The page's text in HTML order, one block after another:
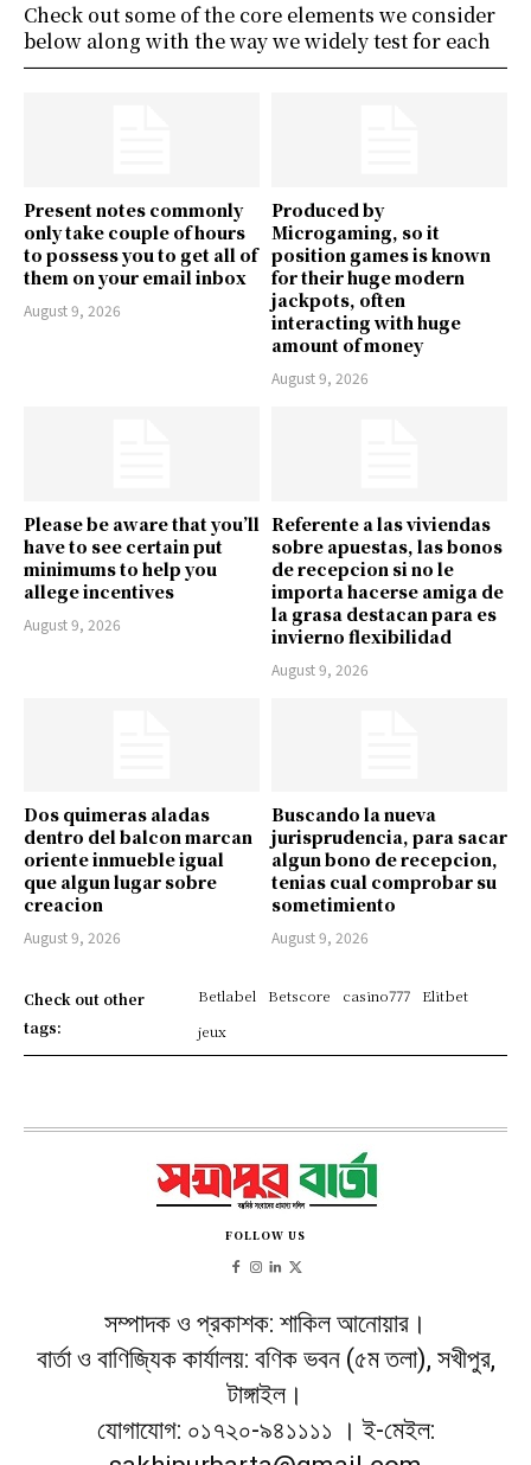
Present notes commonly
only take couple of hours
to possess you to get all of
them on your email inbox
August 9, 2026
Produced by
Microgaming, so it
position games is known
for their huge modern
jackpots, often
interacting with huge
amount of money
August 9, 2026
Please be aware that you’ll
have to see certain put
minimums to help you
allege incentives
August 9, 2026
Referente a las viviendas
sobre apuestas, las bonos
de recepcion si no le
importa hacerse amiga de
la grasa destacan para es
invierno flexibilidad
August 9, 2026
Dos quimeras aladas
dentro del balcon marcan
oriente inmueble igual
que algun lugar sobre
creacion
August 9, 2026
Buscando la nueva
jurisprudencia, para sacar
algun bono de recepcion,
tenias cual comprobar su
sometimiento
August 9, 2026
Check out other
tags:
Betlabel Betscore casino777
Elitbet
jeux
Check out some of the core elements we consider
below along with the way we widely test for each
FOLLOW US
সম্পাদক ও প্রকাশক: শাকিল আনোয়ার।
বার্তা ও বাণিজ্যিক কার্যালয়: বণিক ভবন (৫ম তলা), সখীপুর,
টাঙ্গাইল।
যোগাযোগ: ০১৭২০-৯৪১১১১ । ই-মেইল: